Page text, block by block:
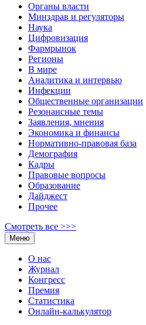
Органы власти
Минздрав и регуляторы
Наука
Цифровизация
Фармрынок
Регионы
В мире
Аналитика и интервью
Инфекции
Общественные организации
Резонансные темы
Заявления, мнения
Экономика и финансы
Нормативно-правовая база
Демография
Кадры
Правовые вопросы
Образование
Дайджест
Прочее
Смотреть все >>>
Меню
О нас
Журнал
Конгресс
Премия
Статистика
Онлайн-калькулятор